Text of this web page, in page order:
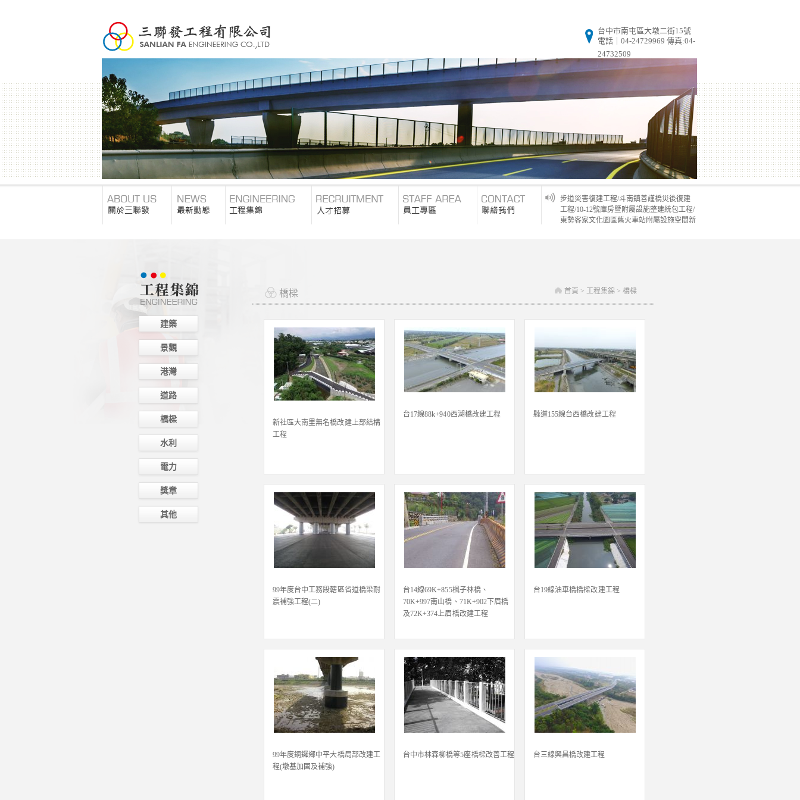
台中市南屯區大墩二街15號
電話｜04-24729969 傳真:04-
24732509
近期得標工程： 115年度臺中市公園新闢及
景觀改善工程/114年度臺中市大坑10號登山
步道災害復建工程/斗南鎮善謹橋災後復建
工程/10-12號庫房暨附屬設施整建統包工程/
東勢客家文化園區舊火車站附屬設施空間新
工程/10-12號庫房暨附屬設施整建統包工程/
畫
建築
景觀
港灣
道路
橋樑
水利
電力
獎章
其他
橋樑 首頁 > 工程集錦 > 橋樑
新社區大南里無名橋改建上部結構
工程
台17線88k+940西湖橋改建工程 縣道155線台西橋改建工程
99年度台中工務段轄區省道橋梁耐
震補強工程(二)
台14線69K+855楓子林橋、
70K+997南山橋、71K+902下眉橋
及72K+374上眉橋改建工程
台19線油車橋橋樑改建工程
99年度銅鑼鄉中平大橋局部改建工
程(墩基加固及補強)
台中市林森柳橋等5座橋樑改善工程 台三線興昌橋改建工程